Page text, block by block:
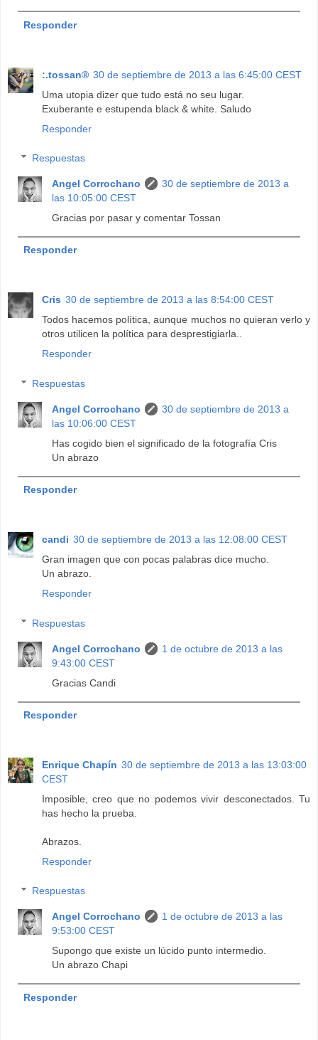
Responder
:.tossan® 30 de septiembre de 2013 a las 6:45:00 CEST
Uma utopia dizer que tudo está no seu lugar.
Exuberante e estupenda black & white. Saludo
Responder
Respuestas
Angel Corrochano
30 de septiembre de 2013 a
las 10:05:00 CEST
Gracias por pasar y comentar Tossan
Responder
Cris 30 de septiembre de 2013 a las 8:54:00 CEST
Todos hacemos política, aunque muchos no quieran verlo y
otros utilicen la política para desprestigiarla..
Responder
Respuestas
Angel Corrochano
30 de septiembre de 2013 a
las 10:06:00 CEST
Has cogido bien el significado de la fotografía Cris
Un abrazo
Responder
candi 30 de septiembre de 2013 a las 12:08:00 CEST
Gran imagen que con pocas palabras dice mucho.
Un abrazo.
Responder
Respuestas
Angel Corrochano
1 de octubre de 2013 a las
9:43:00 CEST
Gracias Candi
Responder
Enrique Chapín 30 de septiembre de 2013 a las 13:03:00
CEST
Imposible, creo que no podemos vivir desconectados. Tu
has hecho la prueba.
Abrazos.
Responder
Respuestas
Angel Corrochano
1 de octubre de 2013 a las
9:53:00 CEST
Supongo que existe un lúcido punto intermedio.
Un abrazo Chapi
Responder